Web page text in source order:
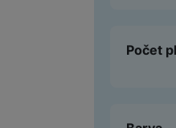
Počet